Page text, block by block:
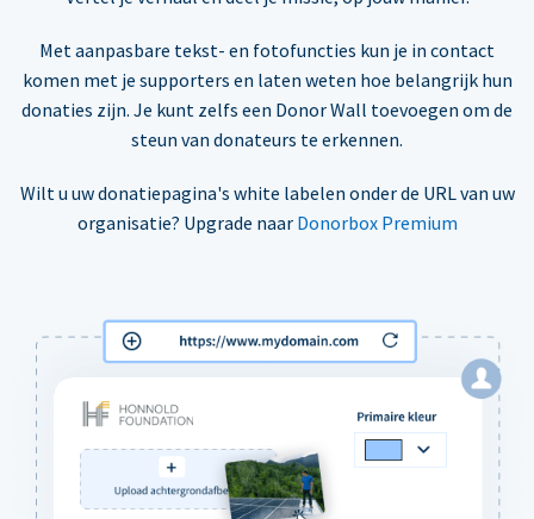
Met aanpasbare tekst- en fotofuncties kun je in contact
komen met je supporters en laten weten hoe belangrijk hun
donaties zijn. Je kunt zelfs een Donor Wall toevoegen om de
steun van donateurs te erkennen.
Wilt u uw donatiepagina's white labelen onder de URL van uw
organisatie? Upgrade naar Donorbox Premium